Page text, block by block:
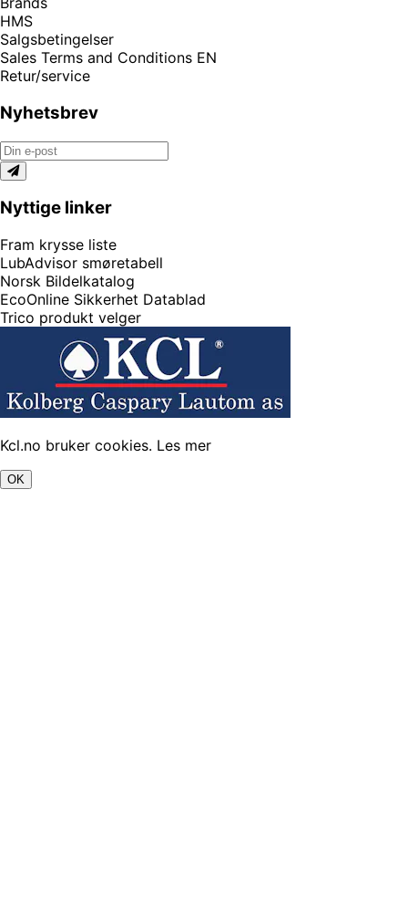
HMS
Salgsbetingelser
Sales Terms and Conditions EN
Retur/service
Nyhetsbrev
Nyttige linker
Fram krysse liste
LubAdvisor smøretabell
Norsk Bildelkatalog
EcoOnline Sikkerhet Datablad
Trico produkt velger
Kcl.no bruker cookies. Les mer
OK